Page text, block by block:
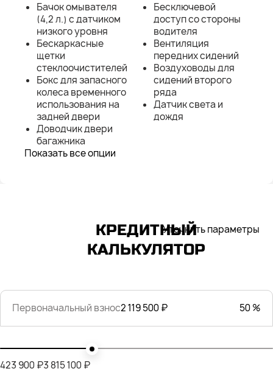
Бачок омывателя
(4,2 л.) с датчиком
низкого уровня
Бескаркасные
щетки
стеклоочистителей
Бокс для запасного
колеса временного
использования на
задней двери
Доводчик двери
багажника
Бесключевой
доступ со стороны
водителя
Вентиляция
передних сидений
Воздуховоды для
сидений второго
ряда
Датчик света и
дождя
Показать все опции
КРЕДИТНЫЙ
КАЛЬКУЛЯТОР
Уточнить параметры
Первоначальный взнос2 119 500 ₽ 50 %
423 900 ₽3 815 100 ₽